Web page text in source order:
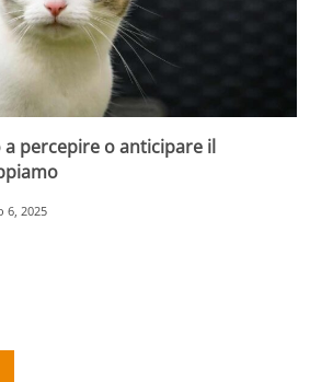
percepire o anticipare il
6, 2025